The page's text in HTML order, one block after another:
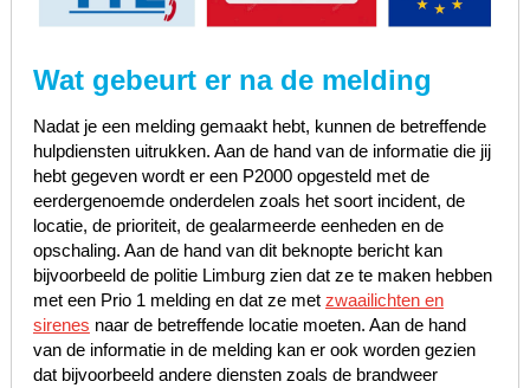
Wat gebeurt er na de melding
Nadat je een melding gemaakt hebt, kunnen de betreffende
hulpdiensten uitrukken. Aan de hand van de informatie die jij
hebt gegeven wordt er een P2000 opgesteld met de
eerdergenoemde onderdelen zoals het soort incident, de
locatie, de prioriteit, de gealarmeerde eenheden en de
opschaling. Aan de hand van dit beknopte bericht kan
bijvoorbeeld de politie Limburg zien dat ze te maken hebben
met een Prio 1 melding en dat ze met zwaailichten en
sirenes naar de betreffende locatie moeten. Aan de hand
van de informatie in de melding kan er ook worden gezien
dat bijvoorbeeld andere diensten zoals de brandweer